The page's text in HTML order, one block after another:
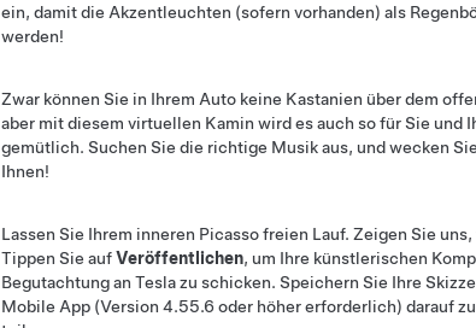
ein, damit die Akzentleuchten (sofern vorhanden) als
werden!
Zwar können Sie in Ihrem Auto keine Kastanien über dem
aber mit diesem virtuellen Kamin wird es auch so für Sie und
gemütlich. Suchen Sie die richtige Musik aus, und wecken
Ihnen!
Lassen Sie Ihrem inneren Picasso freien Lauf. Zeigen Sie
Tippen Sie aufVeröffentlichen, um Ihre künstlerischen
Begutachtung an Tesla zu schicken. Speichern Sie Ihre
Mobile App (Version 4.55.6 oder höher erforderlich) darauf